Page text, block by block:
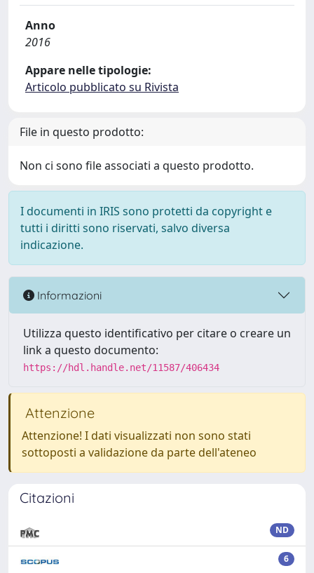
Anno
2016
Appare nelle tipologie:
Articolo pubblicato su Rivista
File in questo prodotto:
Non ci sono file associati a questo prodotto.
I documenti in IRIS sono protetti da copyright e
tutti i diritti sono riservati, salvo diversa
indicazione.
Informazioni
Utilizza questo identificativo per citare o creare un
link a questo documento:
https://hdl.handle.net/11587/406434
Attenzione
Attenzione! I dati visualizzati non sono stati
sottoposti a validazione da parte dell'ateneo
Citazioni
ND
6